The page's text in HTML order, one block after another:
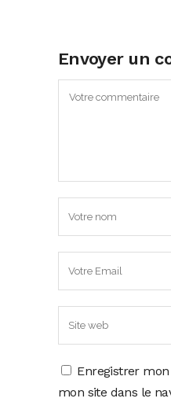
Envoyer un
Enregistrer
mon site dans le